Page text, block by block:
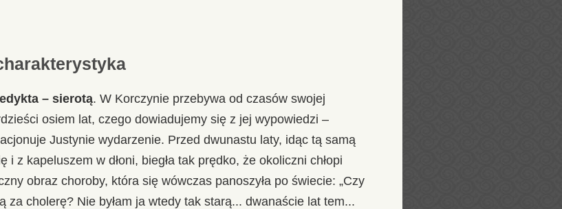
– sierotą. W Korczynie przebywa od czasów swojej
osiem lat, czego dowiadujemy się z jej wypowiedzi –
Justynie wydarzenie. Przed dwunastu laty, idąc tą samą
i z kapeluszem w dłoni, biegła tak prędko, że okoliczni chłopi
obraz choroby, która się wówczas panoszyła po świecie: „Czy
za cholerę? Nie byłam ja wtedy tak starą... dwanaście lat tem...